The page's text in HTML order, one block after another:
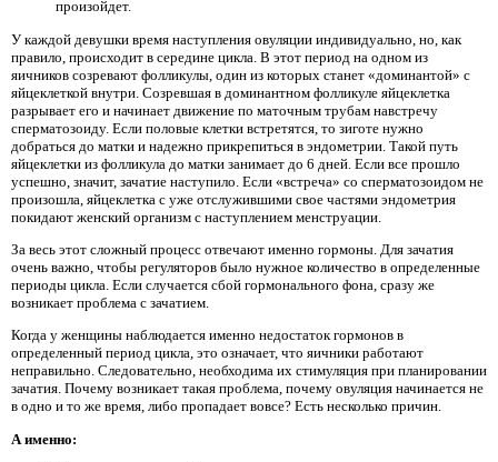
произойдет.
У каждой девушки время наступления овуляции индивидуально, но, как
правило, происходит в середине цикла. В этот период на одном из
яичников созревают фолликулы, один из которых станет «доминантой» с
яйцеклеткой внутри. Созревшая в доминантном фолликуле яйцеклетка
разрывает его и начинает движение по маточным трубам навстречу
сперматозоиду. Если половые клетки встретятся, то зиготе нужно
добраться до матки и надежно прикрепиться в эндометрии. Такой путь
яйцеклетки из фолликула до матки занимает до 6 дней. Если все прошло
успешно, значит, зачатие наступило. Если «встреча» со сперматозоидом не
произошла, яйцеклетка с уже отслужившими свое частями эндометрия
покидают женский организм с наступлением менструации.
За весь этот сложный процесс отвечают именно гормоны. Для зачатия
очень важно, чтобы регуляторов было нужное количество в определенные
периоды цикла. Если случается сбой гормонального фона, сразу же
возникает проблема с зачатием.
Когда у женщины наблюдается именно недостаток гормонов в
определенный период цикла, это означает, что яичники работают
неправильно. Следовательно, необходима их стимуляция при планировании
зачатия. Почему возникает такая проблема, почему овуляция начинается не
в одно и то же время, либо пропадает вовсе? Есть несколько причин.
А именно: